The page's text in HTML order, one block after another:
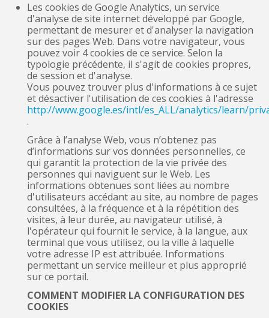
Les cookies de Google Analytics, un service
d'analyse de site internet développé par Google,
permettant de mesurer et d'analyser la navigation
sur des pages Web. Dans votre navigateur, vous
pouvez voir 4 cookies de ce service. Selon la
typologie précédente, il s'agit de cookies propres,
de session et d'analyse.
Vous pouvez trouver plus d'informations à ce sujet
et désactiver l'utilisation de ces cookies à l'adresse
http://www.google.es/intl/es_ALL/analytics/learn/
.
Grâce à l’analyse Web, vous n’obtenez pas
d’informations sur vos données personnelles, ce
qui garantit la protection de la vie privée des
personnes qui naviguent sur le Web. Les
informations obtenues sont liées au nombre
d'utilisateurs accédant au site, au nombre de pages
consultées, à la fréquence et à la répétition des
visites, à leur durée, au navigateur utilisé, à
l'opérateur qui fournit le service, à la langue, aux
terminal que vous utilisez, ou la ville à laquelle
votre adresse IP est attribuée. Informations
permettant un service meilleur et plus approprié
sur ce portail.
COMMENT MODIFIER LA CONFIGURATION DES
COOKIES